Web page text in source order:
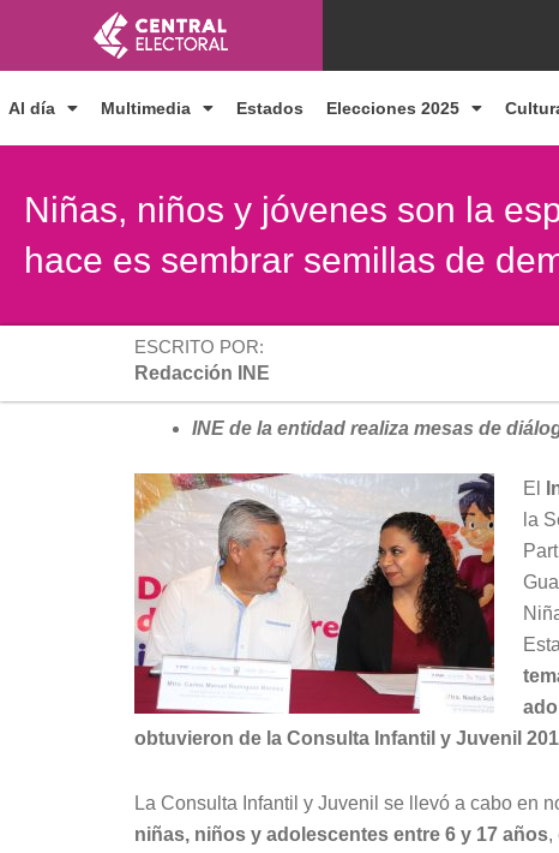
contenido
Al día Multimedia Estados Elecciones 2025
Niñas, niños y jóvenes son la
hace es sembrar semillas de
ESCRITO POR:
Redacción INE
INE de la entidad realiza mesas de
El
la
obtuvieron de la Consulta Infantil y Juvenil
La Consulta Infantil y Juvenil se llevó a cabo en
niñas, niños y adolescentes entre 6 y 17 años,